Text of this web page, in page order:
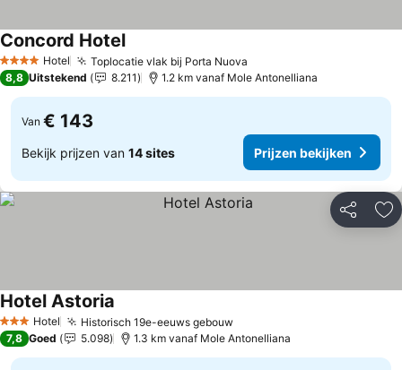
4 SterrenHotel Toplocatie vlak bij Porta Nuova
Concord Hotel
8,8 Uitstekend 8.211 1.2 km vanaf Mole Antonelliana
Van € 143
Bekijk prijzen van 14 sites Prijzen bekijken
Delen
3 SterrenHotel Historisch 19e-eeuws gebouw
Hotel Astoria
7,8 Goed 5.098 1.3 km vanaf Mole Antonelliana